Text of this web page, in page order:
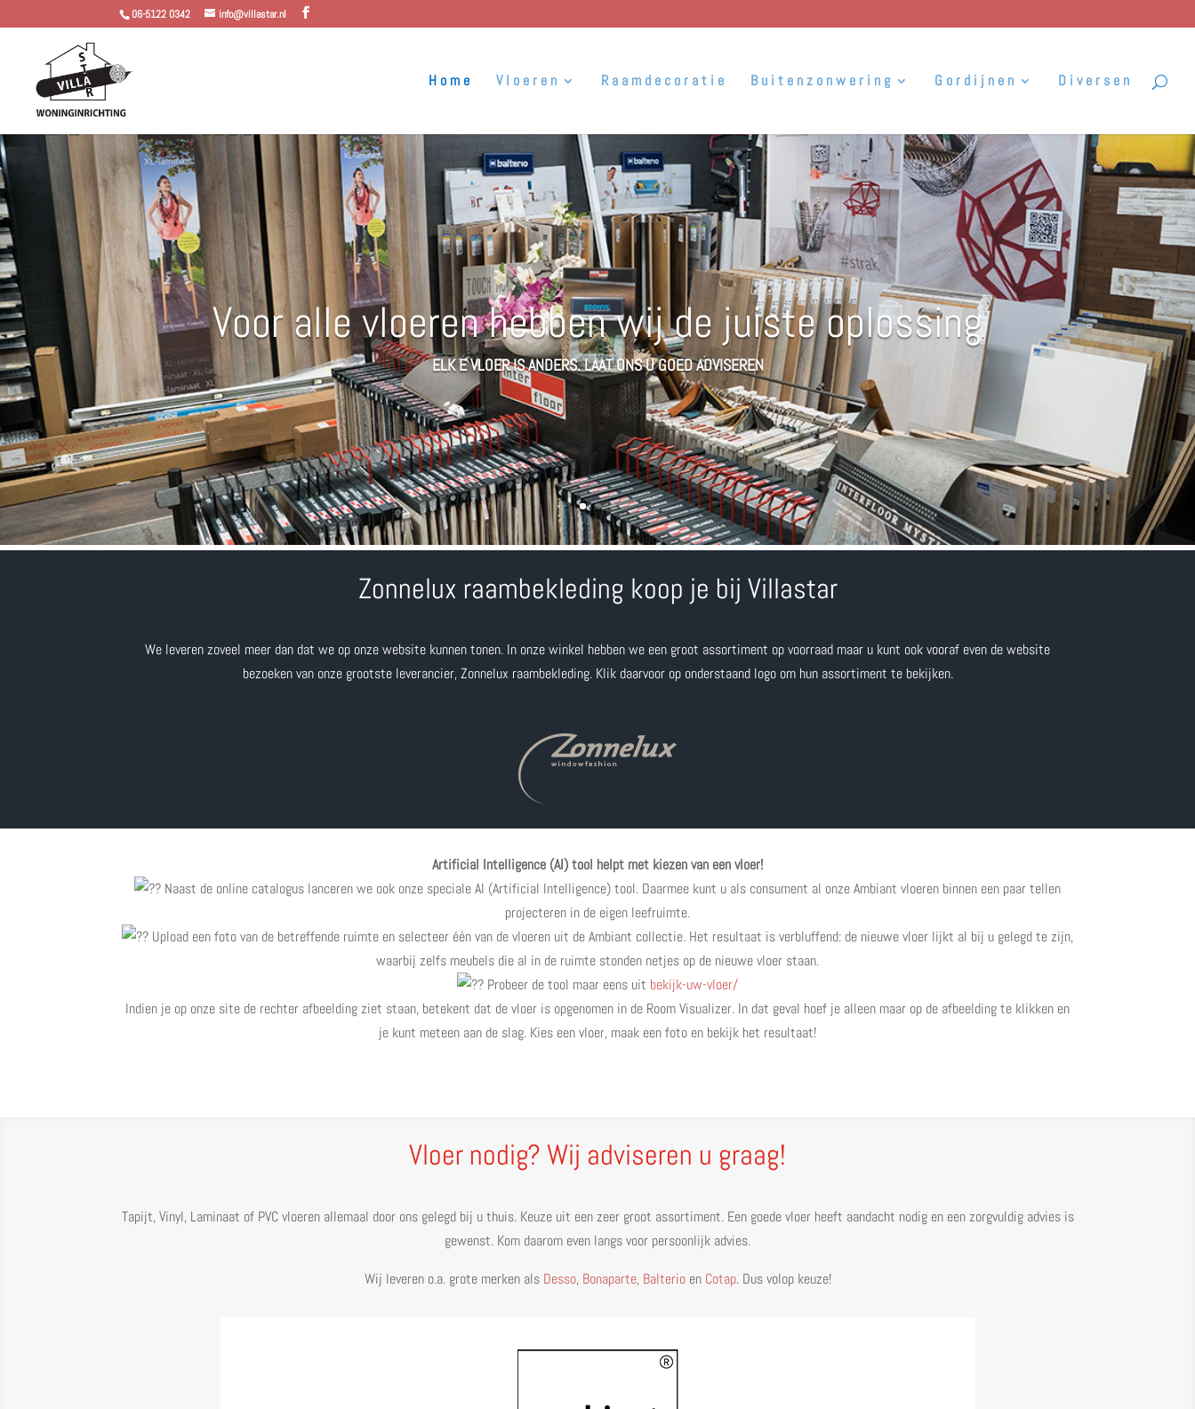
06-5122 0342 info@villastar.nl
Home Vloeren Raamdecoratie Buitenzonwering Gordijnen Diversen
Voor alle vloeren hebben wij de juiste oplossing
ELK E VLOER IS ANDERS. LAAT ONS U GOED ADVISEREN
Zonnelux raambekleding koop je bij Villastar
We leveren zoveel meer dan dat we op onze website kunnen tonen. In onze winkel hebben we een groot assortiment op voorraad maar u kunt ook vooraf even de website
bezoeken van onze grootste leverancier, Zonnelux raambekleding. Klik daarvoor op onderstaand logo om hun assortiment te bekijken.
Artificial Intelligence (AI) tool helpt met kiezen van een vloer!
Naast de online catalogus lanceren we ook onze speciale AI (Artificial Intelligence) tool. Daarmee kunt u als consument al onze Ambiant vloeren binnen een paar tellen
projecteren in de eigen leefruimte.
Upload een foto van de betreffende ruimte en selecteer één van de vloeren uit de Ambiant collectie. Het resultaat is verbluffend: de nieuwe vloer lijkt al bij u gelegd te zijn,
waarbij zelfs meubels die al in de ruimte stonden netjes op de nieuwe vloer staan.
Probeer de tool maar eens uit bekijk-uw-vloer/
Indien je op onze site de rechter afbeelding ziet staan, betekent dat de vloer is opgenomen in de Room Visualizer. In dat geval hoef je alleen maar op de afbeelding te klikken en
je kunt meteen aan de slag. Kies een vloer, maak een foto en bekijk het resultaat!
Vloer nodig? Wij adviseren u graag!
Tapijt, Vinyl, Laminaat of PVC vloeren allemaal door ons gelegd bij u thuis. Keuze uit een zeer groot assortiment. Een goede vloer heeft aandacht nodig en een zorgvuldig advies is
gewenst. Kom daarom even langs voor persoonlijk advies.
Wij leveren o.a. grote merken als Desso, Bonaparte, Balterioen Cotap. Dus volop keuze!